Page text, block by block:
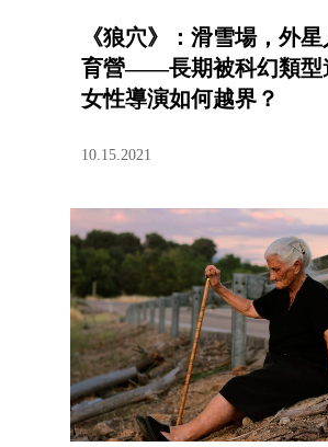
《狼穴》：滑雪場，外
育營——長期被科幻類型
女性導演如何越界？
10.15.2021